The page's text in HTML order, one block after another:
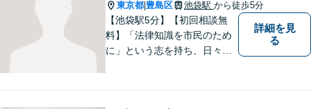
対応東京都 豊島区 池袋駅 から徒歩5分
【池袋駅5分】【初回相談無
料】「法律知識を市民のため
に」という志を持ち、日々弁
詳細を見
る